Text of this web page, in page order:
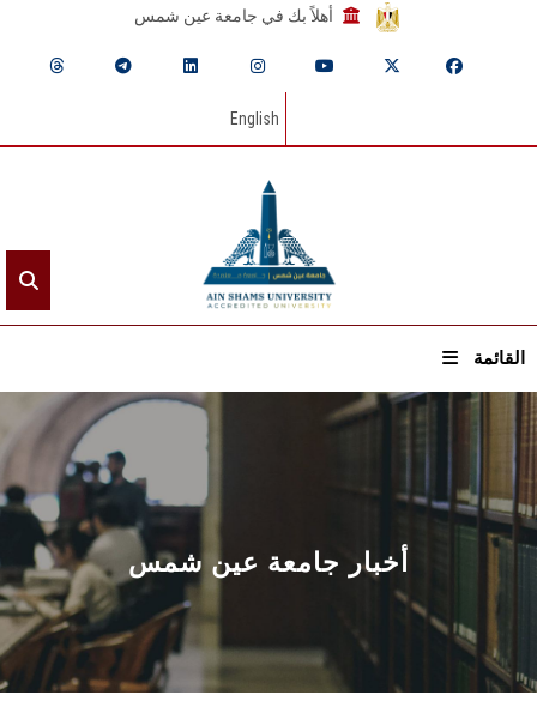
أهلاً بك في جامعة عين شمس
English
القائمة
الرئيسيـة
عن الجامعة
القطاعـات
الشئون الأكاديمية
البحث العلمي
أخبار جامعة عين شمس